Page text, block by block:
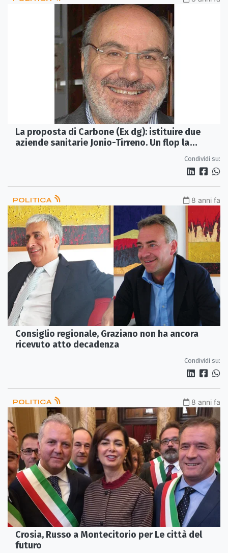
La proposta di Carbone (Ex dg): istituire due
aziende sanitarie Jonio-Tirreno. Un flop la
Condividi su:
POLITICA 8 anni fa
Consiglio regionale, Graziano non ha ancora
ricevuto atto decadenza
Condividi su:
POLITICA 8 anni fa
Crosia, Russo a Montecitorio per Le città del
futuro